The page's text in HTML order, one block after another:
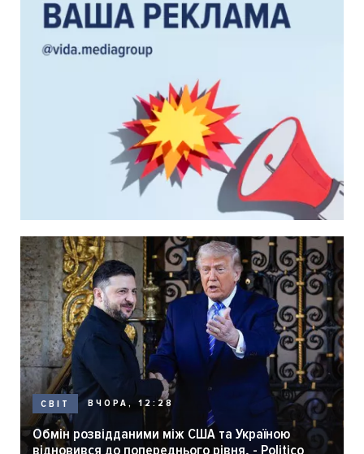
СВІТ ВЧОРА, 12:28
Обмін розвідданими між США та Україною
відновився до попереднього рівня, - Politico